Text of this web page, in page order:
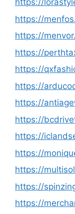
https://
https://
https://
https://
https://
https://
https://
https://
https://
https://
https://
https://
https://